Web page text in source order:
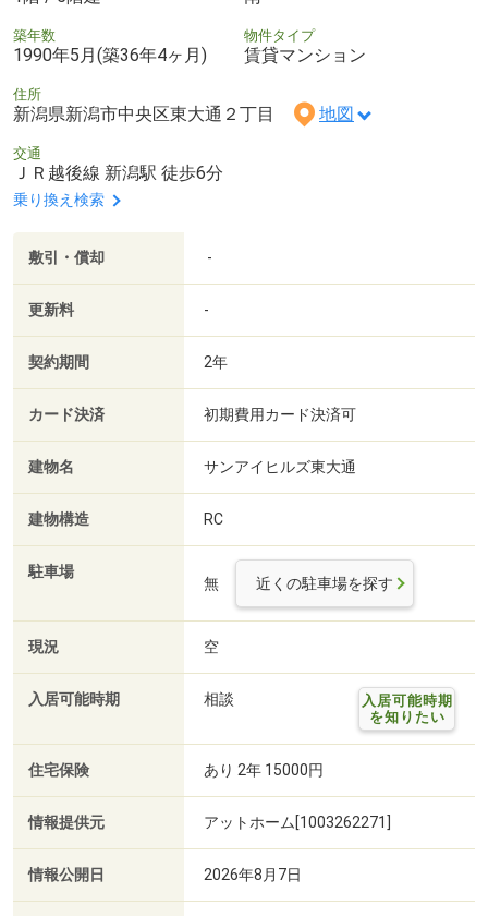
築年数
1990年5月(築36年4ヶ月)
物件タイプ
賃貸マンション
住所
新潟県新潟市中央区東大通２丁目 地図
交通
ＪＲ越後線 新潟駅 徒歩6分
乗り換え検索
敷引・償却 -
更新料 -
契約期間 2年
カード決済 初期費用カード決済可
建物名 サンアイヒルズ東大通
建物構造 RC
駐車場
無 近くの駐車場を探す
現況 空
入居可能時期 相談
入居可能時期
を知りたい
住宅保険 あり 2年 15000円
情報提供元 アットホーム[1003262271]
情報公開日 2026年8月7日